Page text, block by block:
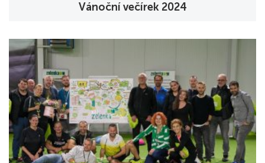
Vánoční večírek 2024